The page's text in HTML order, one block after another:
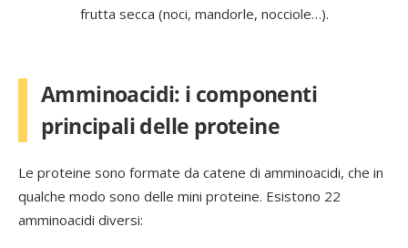
frutta secca (noci, mandorle, nocciole…).
Amminoacidi: i componenti
principali delle proteine
Le proteine sono formate da catene di amminoacidi, che in
qualche modo sono delle mini proteine. Esistono 22
amminoacidi diversi: